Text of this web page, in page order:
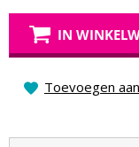
IN
Toevoegen